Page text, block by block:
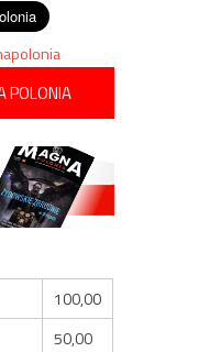
POLONIA
100,00
50,00